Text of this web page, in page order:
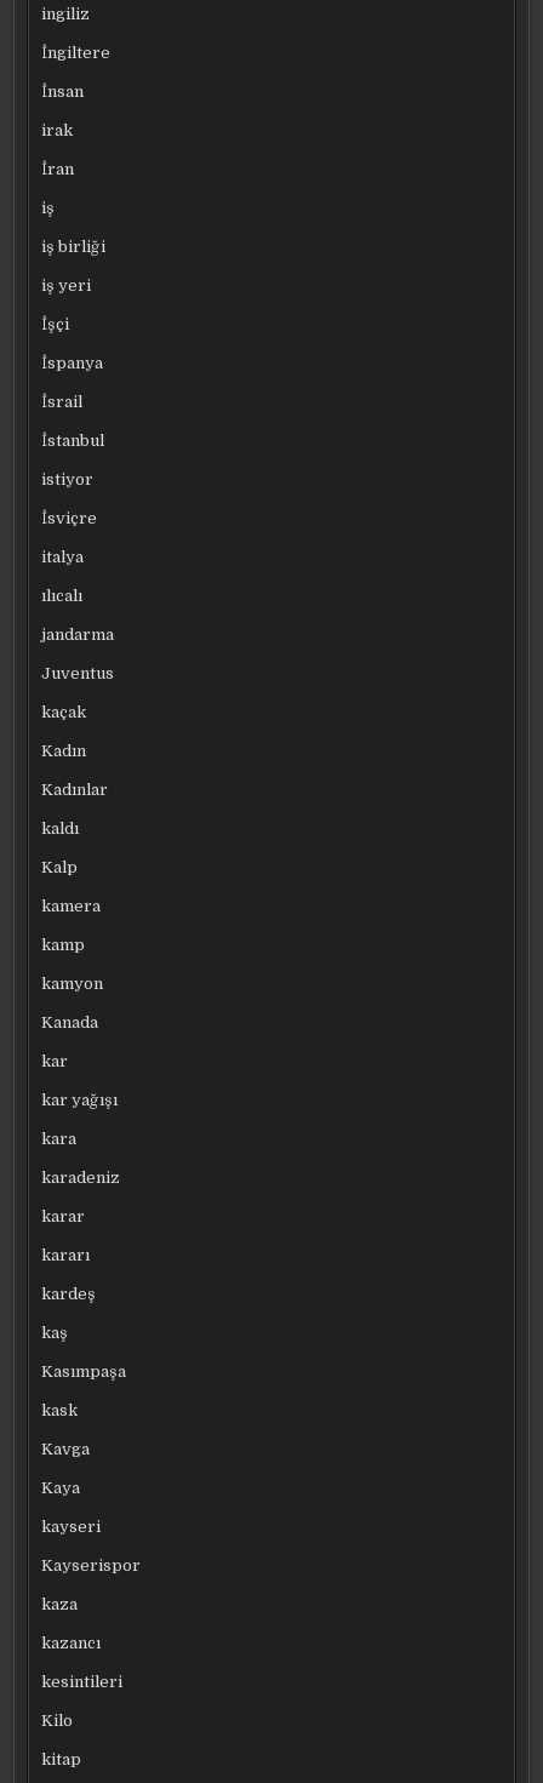
ingiliz
İngiltere
İnsan
irak
İran
iş
iş birliği
iş yeri
İşçi
İspanya
İsrail
İstanbul
istiyor
İsviçre
italya
ılıcalı
jandarma
Juventus
kaçak
Kadın
Kadınlar
kaldı
Kalp
kamera
kamp
kamyon
Kanada
kar
kar yağışı
kara
karadeniz
karar
kararı
kardeş
kaş
Kasımpaşa
kask
Kavga
Kaya
kayseri
Kayserispor
kaza
kazancı
kesintileri
Kilo
kitap